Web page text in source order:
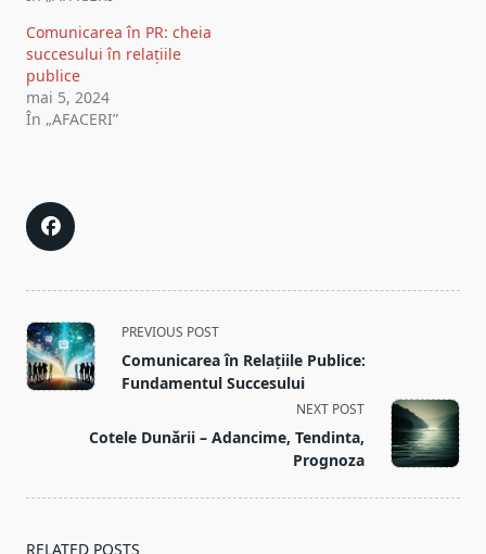
Comunicarea în PR: cheia
succesului în relațiile
publice
mai 5, 2024
În „AFACERI”
<span
class="nav-
subtitle
PREVIOUS POST
Comunicarea în Relațiile Publice:
Fundamentul Succesului
NEXT POST
Cotele Dunării – Adancime, Tendinta,
Prognoza
RELATED POSTS